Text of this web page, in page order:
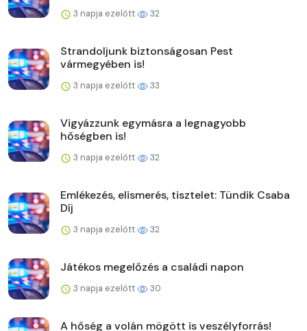
3 napja ezelőtt 32
Strandoljunk biztonságosan Pest
vármegyében is!
3 napja ezelőtt 33
Vigyázzunk egymásra a legnagyobb
hőségben is!
3 napja ezelőtt 32
Emlékezés, elismerés, tisztelet: Tündik Csaba
Díj
3 napja ezelőtt 32
Játékos megelőzés a családi napon
3 napja ezelőtt 30
A hőség a volán mögött is veszélyforrás!